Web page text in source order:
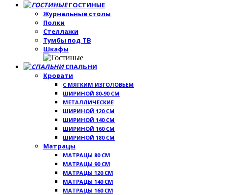
ГОСТИНЫЕ
Журнальные столы
Полки
Стеллажи
Тумбы под ТВ
Шкафы
СПАЛЬНИ
Кровати
С МЯГКИМ ИЗГОЛОВЬЕМ
ШИРИНОЙ 80-90 СМ
МЕТАЛЛИЧЕСКИЕ
ШИРИНОЙ 120 СМ
ШИРИНОЙ 140 СМ
ШИРИНОЙ 160 СМ
ШИРИНОЙ 180 СМ
Матрацы
МАТРАЦЫ 80 СМ
МАТРАЦЫ 90 СМ
МАТРАЦЫ 120 СМ
МАТРАЦЫ 140 СМ
МАТРАЦЫ 160 СМ